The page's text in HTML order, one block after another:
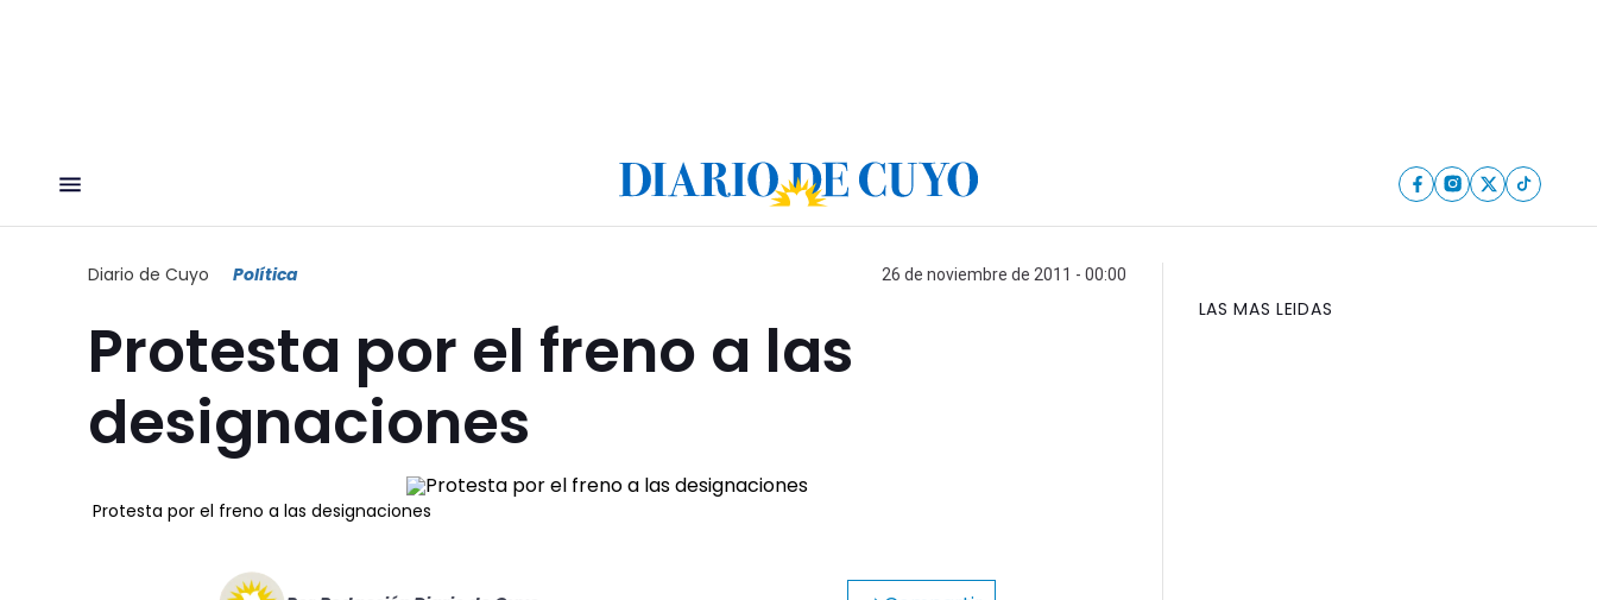
Diario de Cuyo Política 26 de noviembre de 2011 - 00:00
Protesta por el freno a las
designaciones
Protesta por el freno a las designaciones
LAS MAS LEIDAS